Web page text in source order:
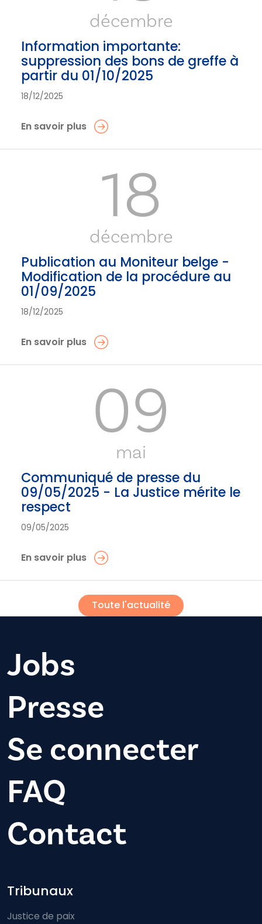
décembre
Information importante:
suppression des bons de greffe à
partir du 01/10/2025
18/12/2025
En savoir plus
18
décembre
Publication au Moniteur belge -
Modification de la procédure au
01/09/2025
18/12/2025
En savoir plus
09
mai
Communiqué de presse du
09/05/2025 - La Justice mérite le
respect
09/05/2025
En savoir plus
Toute l'actualité
Jobs
Presse
Se connecter
FAQ
Contact
Footer-menu
Tribunaux
Justice de paix